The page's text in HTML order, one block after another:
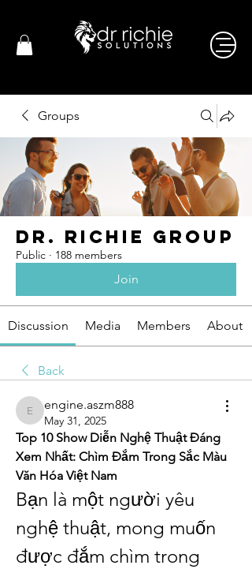
Groups
Dr. Richie Group
Public · 188 members
Join
Discussion Media Members About
Back
engine.aszm888
engine.aszm888
May 31, 2025
Top 10 Show Diễn Nghệ Thuật Đáng
Xem Nhất: Chìm Đắm Trong Sắc Màu
Văn Hóa Việt Nam
Bạn là một người yêu
nghệ thuật, mong muốn
được đắm chìm trong